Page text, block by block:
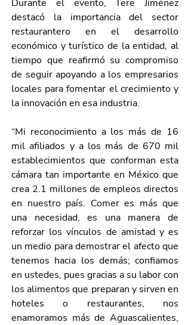
Durante el evento, Tere Jiménez
destacó la importancia del sector
restaurantero en el desarrollo
económico y turístico de la entidad, al
tiempo que reafirmó su compromiso
de seguir apoyando a los empresarios
locales para fomentar el crecimiento y
la innovación en esa industria.
“Mi reconocimiento a los más de 16
mil afiliados y a los más de 670 mil
establecimientos que conforman esta
cámara tan importante en México que
crea 2.1 millones de empleos directos
en nuestro país. Comer es más que
una necesidad, es una manera de
reforzar los vínculos de amistad y es
un medio para demostrar el afecto que
tenemos hacia los demás; confiamos
en ustedes, pues gracias a su labor con
los alimentos que preparan y sirven en
hoteles o restaurantes, nos
enamoramos más de Aguascalientes,